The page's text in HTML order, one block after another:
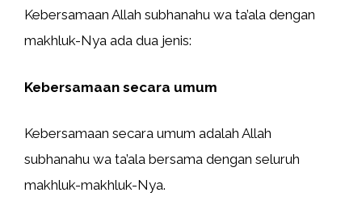
Kebersamaan Allah subhanahu wa ta’ala dengan
makhluk-Nya ada dua jenis:
Kebersamaan secara umum
Kebersamaan secara umum adalah Allah
subhanahu wa ta’ala bersama dengan seluruh
makhluk-makhluk-Nya.